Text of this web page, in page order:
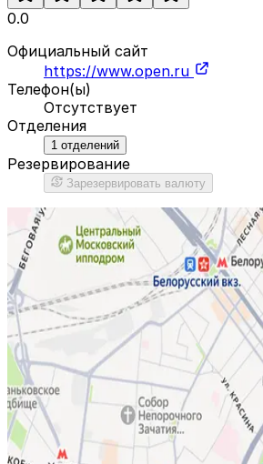
0.0
Официальный сайт
https://www.open.ru
Телефон(ы)
Отсутствует
Отделения
1 отделений
Резервирование
Зарезервировать валюту